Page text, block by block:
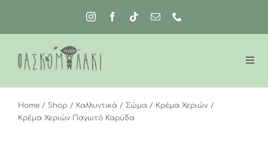
περιεχόμενο
Home Shop Καλλυντικά Σώμα
Κρέμα Χεριών
Κρέμα Χεριών Παγωτό Καρύδα